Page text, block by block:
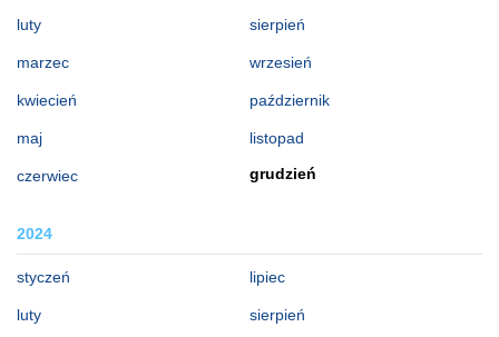
luty
marzec
kwiecień
maj
czerwiec
sierpień
wrzesień
październik
listopad
grudzień
2024
styczeń
luty
lipiec
sierpień